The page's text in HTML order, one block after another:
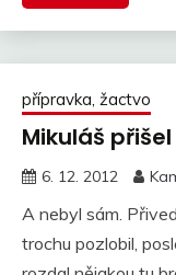
přípravka, žactvo
Mikuláš
6. 12. 2012
A nebyl sám.
trochu pozlobil,